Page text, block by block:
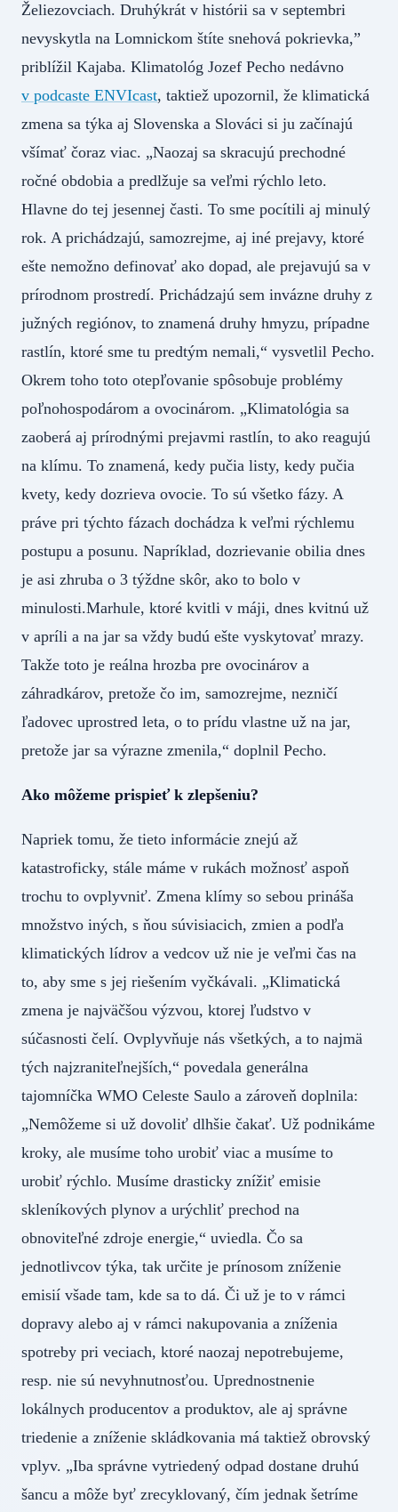
Želiezovciach. Druhýkrát v histórii sa v septembri
nevyskytla na Lomnickom štíte snehová pokrievka,”
priblížil Kajaba. Klimatológ Jozef Pecho nedávno
v podcaste ENVIcast, taktiež upozornil, že klimatická
zmena sa týka aj Slovenska a Slováci si ju začínajú
všímať čoraz viac. „Naozaj sa skracujú prechodné
ročné obdobia a predlžuje sa veľmi rýchlo leto.
Hlavne do tej jesennej časti. To sme pocítili aj minulý
rok. A prichádzajú, samozrejme, aj iné prejavy, ktoré
ešte nemožno definovať ako dopad, ale prejavujú sa v
prírodnom prostredí. Prichádzajú sem invázne druhy z
južných regiónov, to znamená druhy hmyzu, prípadne
rastlín, ktoré sme tu predtým nemali,“ vysvetlil Pecho.
Okrem toho toto otepľovanie spôsobuje problémy
poľnohospodárom a ovocinárom. „Klimatológia sa
zaoberá aj prírodnými prejavmi rastlín, to ako reagujú
na klímu. To znamená, kedy pučia listy, kedy pučia
kvety, kedy dozrieva ovocie. To sú všetko fázy. A
práve pri týchto fázach dochádza k veľmi rýchlemu
postupu a posunu. Napríklad, dozrievanie obilia dnes
je asi zhruba o 3 týždne skôr, ako to bolo v
minulosti.Marhule, ktoré kvitli v máji, dnes kvitnú už
v apríli a na jar sa vždy budú ešte vyskytovať mrazy.
Takže toto je reálna hrozba pre ovocinárov a
záhradkárov, pretože čo im, samozrejme, nezničí
ľadovec uprostred leta, o to prídu vlastne už na jar,
pretože jar sa výrazne zmenila,“ doplnil Pecho.
Ako môžeme prispieť k zlepšeniu?
Napriek tomu, že tieto informácie znejú až
katastroficky, stále máme v rukách možnosť aspoň
trochu to ovplyvniť. Zmena klímy so sebou prináša
množstvo iných, s ňou súvisiacich, zmien a podľa
klimatických lídrov a vedcov už nie je veľmi čas na
to, aby sme s jej riešením vyčkávali. „Klimatická
zmena je najväčšou výzvou, ktorej ľudstvo v
súčasnosti čelí. Ovplyvňuje nás všetkých, a to najmä
tých najzraniteľnejších,“ povedala generálna
tajomníčka WMO Celeste Saulo a zároveň doplnila:
„Nemôžeme si už dovoliť dlhšie čakať. Už podnikáme
kroky, ale musíme toho urobiť viac a musíme to
urobiť rýchlo. Musíme drasticky znížiť emisie
skleníkových plynov a urýchliť prechod na
obnoviteľné zdroje energie,“ uviedla. Čo sa
jednotlivcov týka, tak určite je prínosom zníženie
emisií všade tam, kde sa to dá. Či už je to v rámci
dopravy alebo aj v rámci nakupovania a zníženia
spotreby pri veciach, ktoré naozaj nepotrebujeme,
resp. nie sú nevyhnutnosťou. Uprednostnenie
lokálnych producentov a produktov, ale aj správne
triedenie a zníženie skládkovania má taktiež obrovský
vplyv. „Iba správne vytriedený odpad dostane druhú
šancu a môže byť zrecyklovaný, čím jednak šetríme